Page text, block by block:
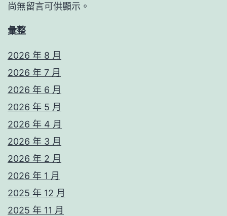
尚無留言可供顯示。
彙整
2026 年 8 月
2026 年 7 月
2026 年 6 月
2026 年 5 月
2026 年 4 月
2026 年 3 月
2026 年 2 月
2026 年 1 月
2025 年 12 月
2025 年 11 月